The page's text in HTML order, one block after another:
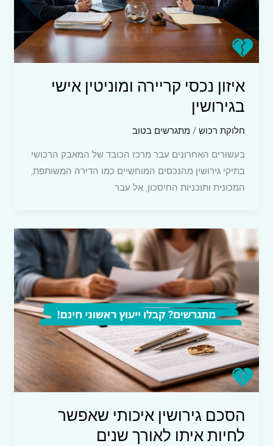
איזון נכסי קריירה ומוניטין אישי
בגירושין
חלוקת רכוש/ מתגרשים בטוב
בעשורים האחרונים עבר מרכז הכובד של המאבק הרכושי
בתיקי גירושין מהנכסים המוחשיים כמו הדירה המשותפת,
המכונית ותוכניות החיסכון, אל עבר
הסכם גירושין איכותי שאפשר
לחיות איתו לאורך שנים